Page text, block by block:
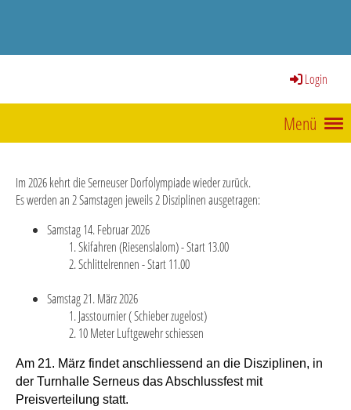
Login
Menü
Im 2026 kehrt die Serneuser Dorfolympiade wieder zurück.
Es werden an 2 Samstagen jeweils 2 Disziplinen ausgetragen:
Samstag 14. Februar 2026
Skifahren (Riesenslalom) - Start 13.00
Schlittelrennen - Start 11.00
Samstag 21. März 2026
Jasstournier ( Schieber zugelost)
10 Meter Luftgewehr schiessen
Am 21. März findet anschliessend an die Disziplinen, in
der Turnhalle Serneus das Abschlussfest mit
Preisverteilung statt.